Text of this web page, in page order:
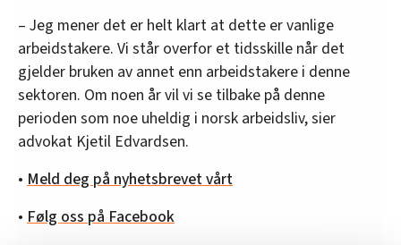
– Jeg mener det er helt klart at dette er vanlige
arbeidstakere. Vi står overfor et tidsskille når det
gjelder bruken av annet enn arbeidstakere i denne
sektoren. Om noen år vil vi se tilbake på denne
perioden som noe uheldig i norsk arbeidsliv, sier
advokat Kjetil Edvardsen.
• Meld deg på nyhetsbrevet vårt
• Følg oss på Facebook